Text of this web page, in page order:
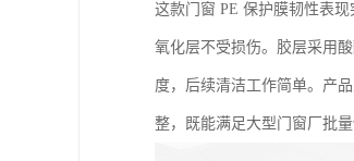
这款门窗 PE 保护膜韧性表
氧化层不受损伤。胶层采用
度，后续清洁工作简单。产
整，既能满足大型门窗厂批